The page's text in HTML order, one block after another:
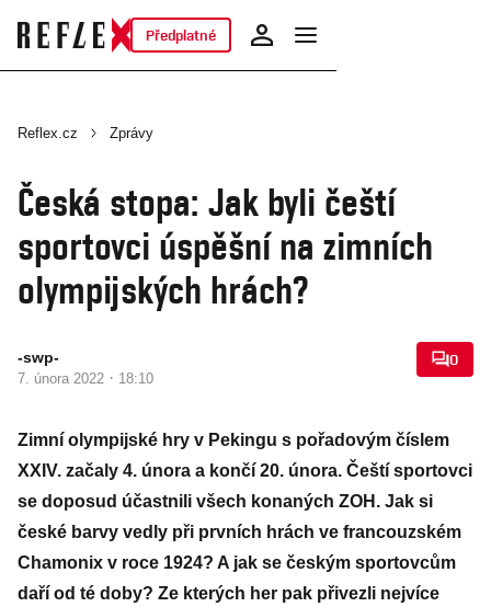
Předplatné
Reflex.cz Zprávy
Česká stopa: Jak byli čeští
sportovci úspěšní na zimních
olympijských hrách?
-swp-
7. února 2022 · 18:10
0
Zimní olympijské hry v Pekingu s pořadovým číslem
XXIV. začaly 4. února a končí 20. února. Čeští sportovci
se doposud účastnili všech konaných ZOH. Jak si
české barvy vedly při prvních hrách ve francouzském
Chamonix v roce 1924? A jak se českým sportovcům
daří od té doby? Ze kterých her pak přivezli nejvíce